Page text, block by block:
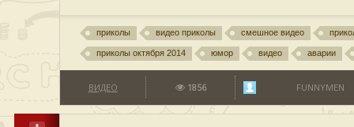
приколы видео приколы смешное видео
приколы октября 2014 юмор видео аварии
ВИДЕО 1856 FUNNYMEN